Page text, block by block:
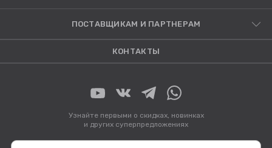
ПОСТАВЩИКАМ И ПАРТНЕРАМ
КОНТАКТЫ
Узнайте первыми о скидках, новинках
и других суперпредложениях